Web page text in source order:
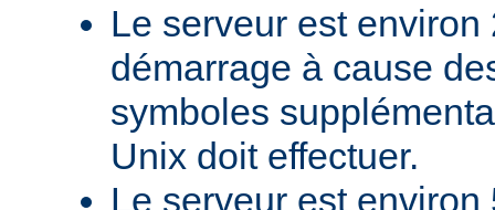
Le serveur est
démarrage à cause
symboles
Unix doit effectuer.
Le serveur est environ